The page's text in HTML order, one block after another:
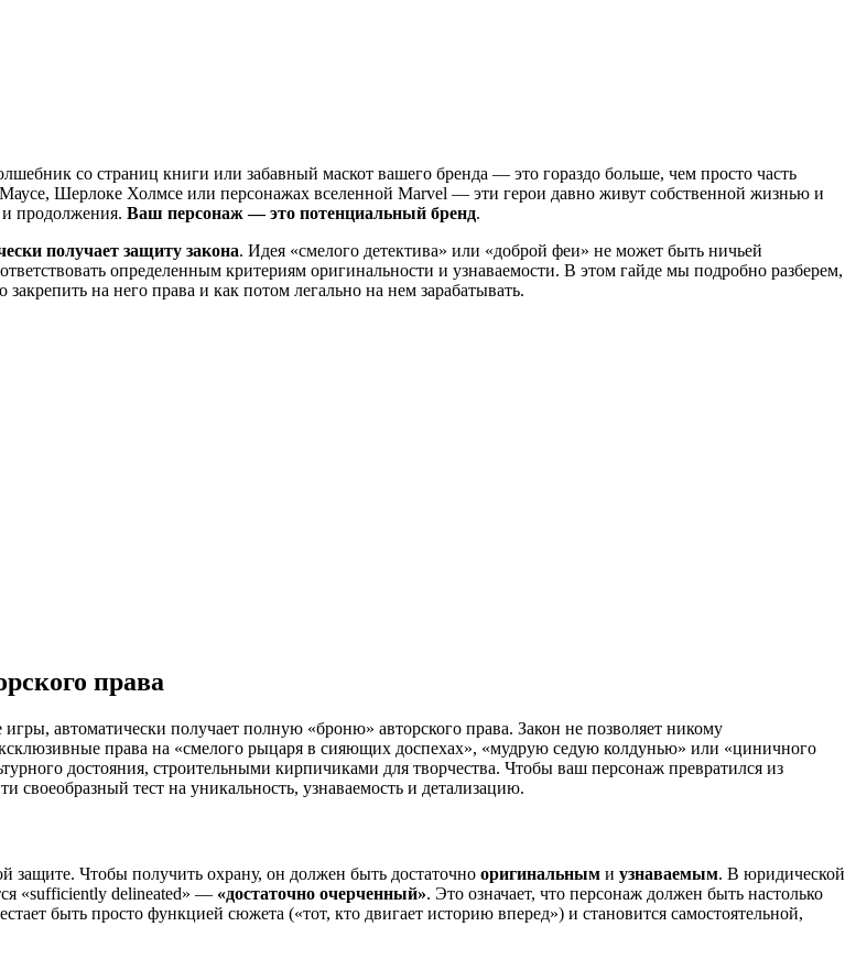
со страниц книги или забавный маскот вашего бренда — это гораздо больше, чем просто часть
Шерлоке Холмсе или персонажах вселенной Marvel — эти герои давно живут собственной жизнью и
и продолжения. Ваш персонаж — это потенциальный бренд.
получает защиту закона. Идея «смелого детектива» или «доброй феи» не может быть ничьей
определенным критериям оригинальности и узнаваемости. В этом гайде мы подробно разберем,
на него права и как потом легально на нем зарабатывать.
права
автоматически получает полную «броню» авторского права. Закон не позволяет никому
права на «смелого рыцаря в сияющих доспехах», «мудрую седую колдунью» или «циничного
достояния, строительными кирпичиками для творчества. Чтобы ваш персонаж превратился из
тест на уникальность, узнаваемость и детализацию.
защите. Чтобы получить охрану, он должен быть достаточно оригинальным и узнаваемым. В юридической
«sufficiently delineated» — «достаточно очерченный». Это означает, что персонаж должен быть настолько
быть просто функцией сюжета («тот, кто двигает историю вперед») и становится самостоятельной,